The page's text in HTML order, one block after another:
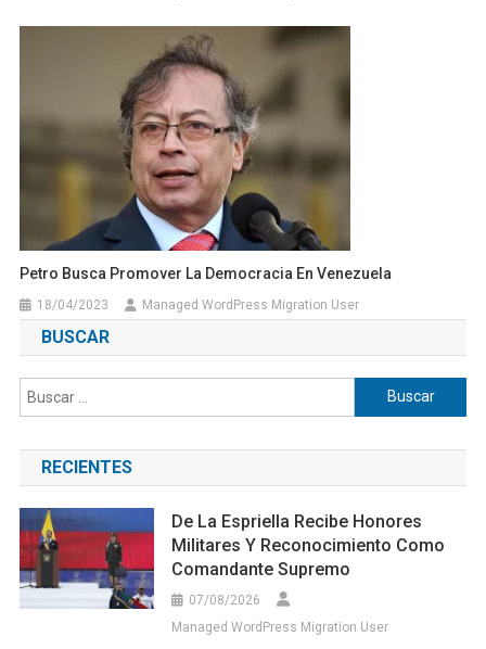
Petro Busca Promover La Democracia En Venezuela
18/04/2023 Managed WordPress Migration User
BUSCAR
Buscar:
RECIENTES
De La Espriella Recibe Honores
Militares Y Reconocimiento Como
Comandante Supremo
07/08/2026
Managed WordPress Migration User